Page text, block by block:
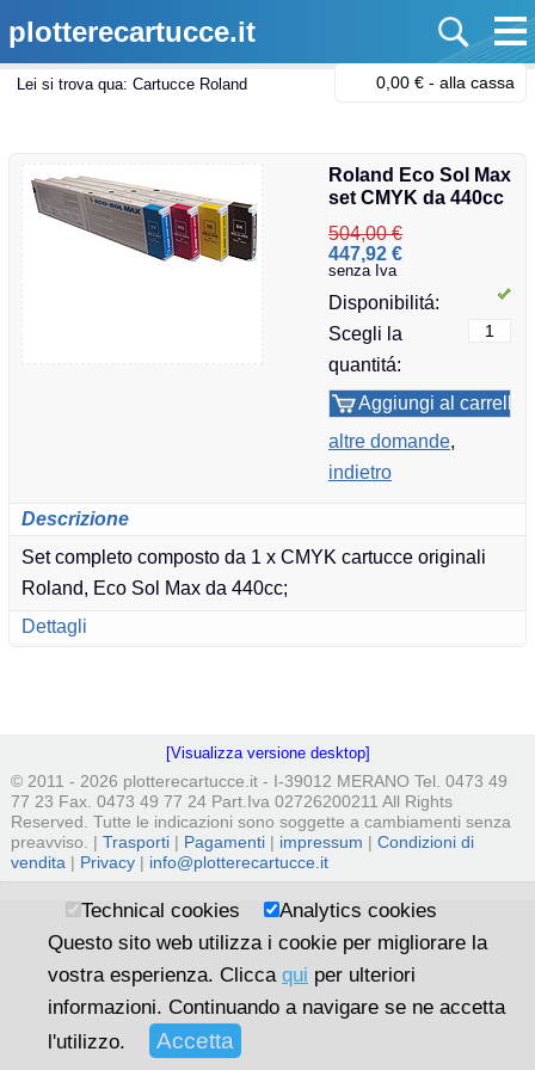
Technical cookies
Analytics cookies
Questo sito web utilizza i cookie per migliorare la
vostra esperienza. Clicca qui per ulteriori
informazioni. Continuando a navigare se ne accetta
l'utilizzo.
plotterecartucce.it
0,00 € - alla cassa
Lei si trova qua: Cartucce Roland
Roland Eco Sol Max
set CMYK da 440cc
504,00 €
447,92 €
senza Iva
Disponibilitá:
Scegli la
quantitá:
altre domande,
indietro
Descrizione
Set completo composto da 1 x CMYK cartucce originali
Roland, Eco Sol Max da 440cc;
Dettagli
[Visualizza versione desktop]
© 2011 - 2026 plotterecartucce.it - I-39012 MERANO Tel. 0473 49
77 23 Fax. 0473 49 77 24 Part.Iva 02726200211 All Rights
Reserved. Tutte le indicazioni sono soggette a cambiamenti senza
preavviso. | Trasporti| Pagamenti| impressum | Condizioni di
vendita | Privacy| info@plotterecartucce.it